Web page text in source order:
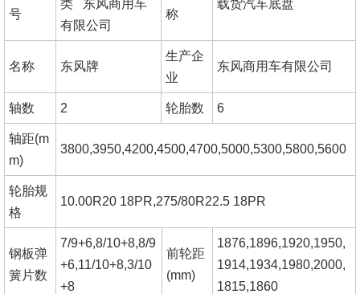
号
类 东风商用车
有限公司
称
载货汽车底盘
名称 东风牌
生产企
业
东风商用车有限公司
轴数 2 轮胎数 6
轴距(m
m)
3800,3950,4200,4500,4700,5000,5300,5800,5600
轮胎规
格
10.00R20 18PR,275/80R22.5 18PR
钢板弹
簧片数
7/9+6,8/10+8,8/9
+6,11/10+8,3/10
+8
前轮距
(mm)
1876,1896,1920,1950,
1914,1934,1980,2000,
1815,1860